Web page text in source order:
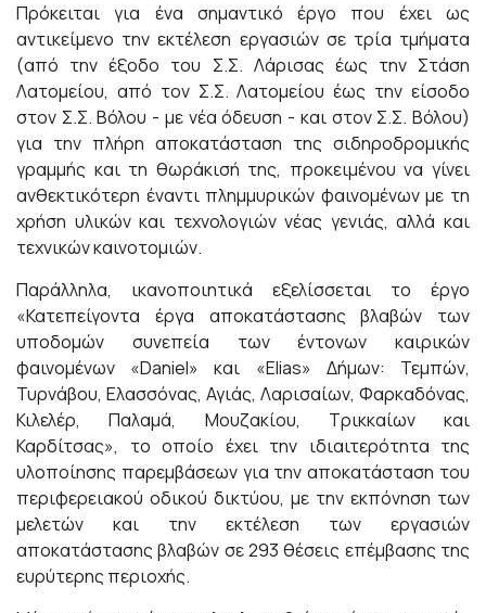
Πρόκειται για ένα σημαντικό έργο που έχει ως
αντικείμενο την εκτέλεση εργασιών σε τρία τμήματα
(από την έξοδο του Σ.Σ. Λάρισας έως την Στάση
Λατομείου, από τον Σ.Σ. Λατομείου έως την είσοδο
στον Σ.Σ. Βόλου - με νέα όδευση - και στον Σ.Σ. Βόλου)
για την πλήρη αποκατάσταση της σιδηροδρομικής
γραμμής και τη θωράκισή της, προκειμένου να γίνει
ανθεκτικότερη έναντι πλημμυρικών φαινομένων με τη
χρήση υλικών και τεχνολογιών νέας γενιάς, αλλά και
τεχνικών καινοτομιών.
Παράλληλα, ικανοποιητικά εξελίσσεται το έργο
«Κατεπείγοντα έργα αποκατάστασης βλαβών των
υποδομών συνεπεία των έντονων καιρικών
φαινομένων «Daniel» και «Elias» Δήμων: Τεμπών,
Τυρνάβου, Ελασσόνας, Αγιάς, Λαρισαίων, Φαρκαδόνας,
Κιλελέρ, Παλαμά, Μουζακίου, Τρικκαίων και
Καρδίτσας», το οποίο έχει την ιδιαιτερότητα της
υλοποίησης παρεμβάσεων για την αποκατάσταση του
περιφερειακού οδικού δικτύου, με την εκπόνηση των
μελετών και την εκτέλεση των εργασιών
αποκατάστασης βλαβών σε 293 θέσεις επέμβασης της
ευρύτερης περιοχής.